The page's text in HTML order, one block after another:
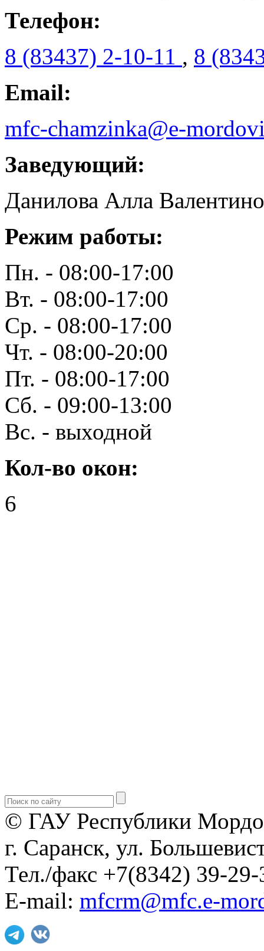
Телефон:
8 (83437) 2-10-11 , 8
Email:
mfc-chamzinka@e-
Заведующий:
Данилова Алла
Режим работы:
Пн. - 08:00-17:00
Вт. - 08:00-17:00
Ср. - 08:00-17:00
Чт. - 08:00-20:00
Пт. - 08:00-17:00
Сб. - 09:00-13:00
Вс. - выходной
Кол-во окон:
6
© ГАУ Республики
г. Саранск, ул.
Тел./факс +7(8342) 39-29-
E-mail: mfcrm@mfc.e-